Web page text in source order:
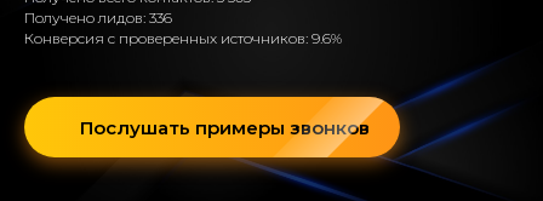
Получено лидов: 336
Конверсия с проверенных источников: 9.6%
Послушать примеры звонков